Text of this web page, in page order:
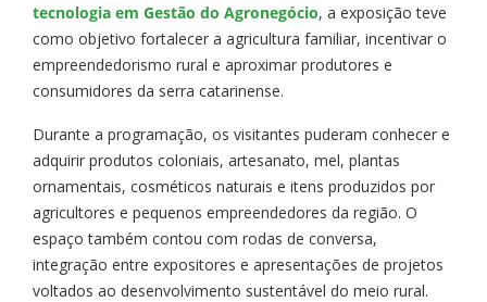
tecnologia em Gestão do Agronegócio, a exposição teve
como objetivo fortalecer a agricultura familiar, incentivar o
empreendedorismo rural e aproximar produtores e
consumidores da serra catarinense.
Durante a programação, os visitantes puderam conhecer e
adquirir produtos coloniais, artesanato, mel, plantas
ornamentais, cosméticos naturais e itens produzidos por
agricultores e pequenos empreendedores da região. O
espaço também contou com rodas de conversa,
integração entre expositores e apresentações de projetos
voltados ao desenvolvimento sustentável do meio rural.